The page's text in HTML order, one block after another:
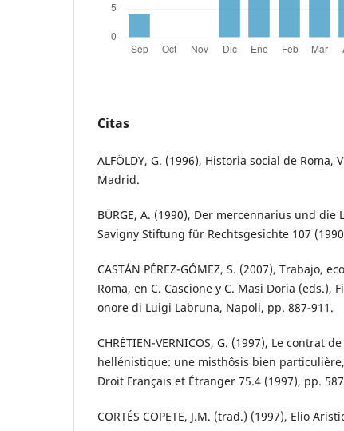
Citas
ALFÖLDY, G. (1996), Historia social de Roma,
Madrid.
BÜRGE, A. (1990), Der mercennarius und
Savigny Stiftung für Rechtsgesichte 107
CASTÁN PÉREZ-GÓMEZ, S. (2007), Trabajo,
Roma, en C. Cascione y C. Masi Doria (eds.),
onore di Luigi Labruna, Napoli, pp. 887-911.
CHRÉTIEN-VERNICOS, G. (1997), Le contrat
hellénistique: une misthôsis bien
Droit Français et Étranger 75.4 (1997), pp.
CORTÉS COPETE, J.M. (trad.) (1997), Elio